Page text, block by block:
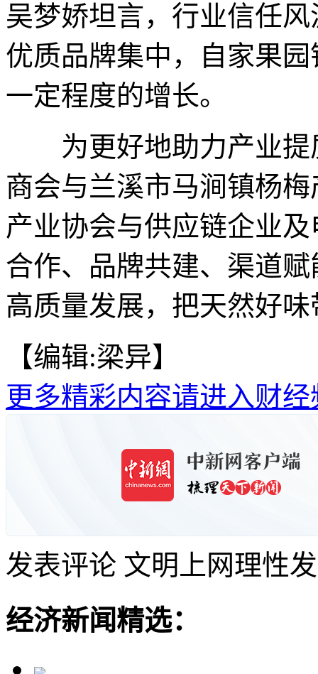
吴梦娇坦言，行业信任
优质品牌集中，自家果
一定程度的增长。
为更好地助力产业提
商会与兰溪市马涧镇杨
产业协会与供应链企业
合作、品牌共建、渠道
高质量发展，把天然好
【编辑:梁异】
更多精彩内容请进入财经
发表评论 文明上网理性
经济新闻精选：